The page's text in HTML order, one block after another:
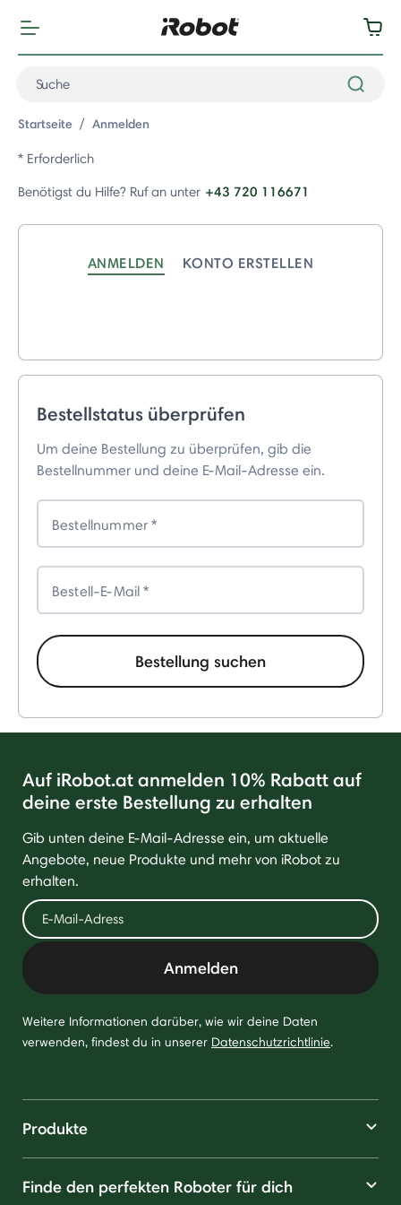
Startseite Anmelden
* Erforderlich
Benötigst du Hilfe? Ruf an unter +43 720 116671
ANMELDEN KONTO ERSTELLEN
Bestellstatus überprüfen
Um deine Bestellung zu überprüfen, gib die
Bestellnummer und deine E-Mail-Adresse ein.
Bestellnummer
Bestell-E-Mail
Bestellung suchen
Auf iRobot.at anmelden 10% Rabatt auf
deine erste Bestellung zu erhalten
Gib unten deine E-Mail-Adresse ein, um aktuelle
Angebote, neue Produkte und mehr von iRobot zu
erhalten.
Anmelden
Weitere Informationen darüber, wie wir deine Daten
verwenden, findest du in unserer Datenschutzrichtlinie.
Produkte
Finde den perfekten Roboter für dich